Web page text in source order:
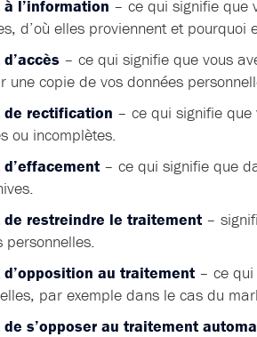
à l’information – ce qui signifie que
d’où elles proviennent et
– ce qui signifie que vous
une copie de vos données
de rectification – ce qui signifie que
ou incomplètes.
– ce qui signifie que
de restreindre le traitement –
personnelles.
d’opposition au traitement – ce
par exemple dans le cas du
de s’opposer au traitement